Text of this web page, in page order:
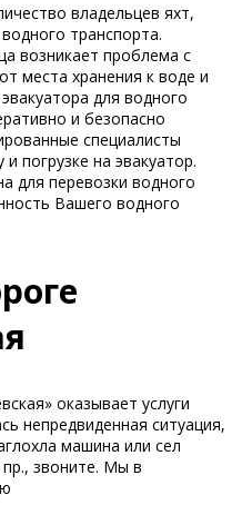
владельцев яхт,
транспорта.
возникает проблема с
места хранения к воде и
для водного
и безопасно
специалисты
погрузке на эвакуатор.
для перевозки водного
Вашего водного
оказывает услуги
непредвиденная ситуация,
машина или сел
пр., звоните. Мы в